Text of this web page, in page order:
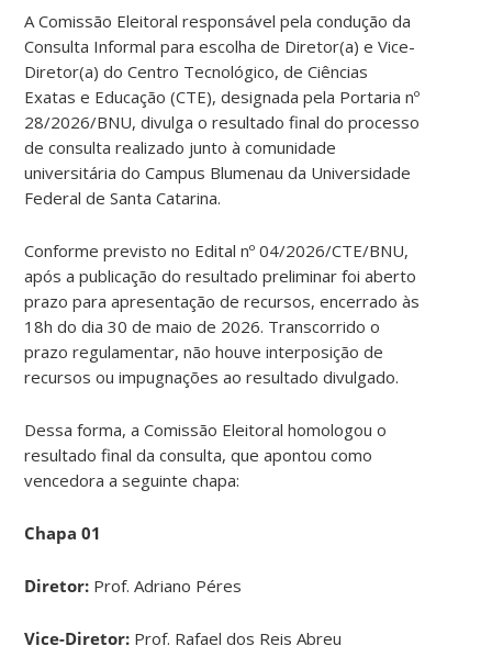
A Comissão Eleitoral responsável pela condução da
Consulta Informal para escolha de Diretor(a) e Vice-
Diretor(a) do Centro Tecnológico, de Ciências
Exatas e Educação (CTE), designada pela Portaria nº
28/2026/BNU, divulga o resultado final do processo
de consulta realizado junto à comunidade
universitária do Campus Blumenau da Universidade
Federal de Santa Catarina.
Conforme previsto no Edital nº 04/2026/CTE/BNU,
após a publicação do resultado preliminar foi aberto
prazo para apresentação de recursos, encerrado às
18h do dia 30 de maio de 2026. Transcorrido o
prazo regulamentar, não houve interposição de
recursos ou impugnações ao resultado divulgado.
Dessa forma, a Comissão Eleitoral homologou o
resultado final da consulta, que apontou como
vencedora a seguinte chapa:
Chapa 01
Diretor: Prof. Adriano Péres
Vice-Diretor: Prof. Rafael dos Reis Abreu